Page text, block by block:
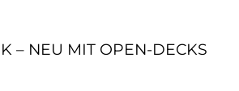
– NEU MIT OPEN-DECKS